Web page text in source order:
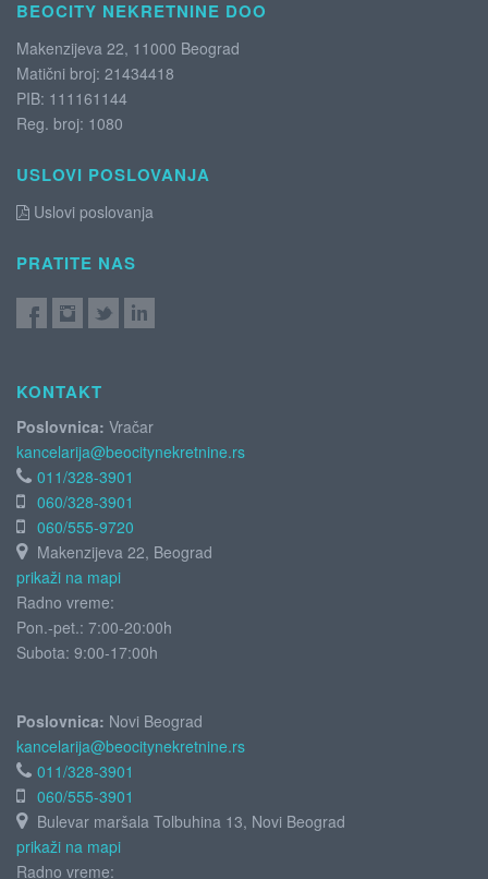
BEOCITY NEKRETNINE DOO
Makenzijeva 22, 11000 Beograd
Matični broj: 21434418
PIB: 111161144
Reg. broj: 1080
USLOVI POSLOVANJA
Uslovi poslovanja
PRATITE NAS
KONTAKT
Poslovnica: Vračar
kancelarija@beocitynekretnine.rs
011/328-3901
060/328-3901
060/555-9720
Makenzijeva 22, Beograd
prikaži na mapi
Radno vreme:
Pon.-pet.: 7:00-20:00h
Subota: 9:00-17:00h
Poslovnica: Novi Beograd
kancelarija@beocitynekretnine.rs
011/328-3901
060/555-3901
Bulevar maršala Tolbuhina 13, Novi Beograd
prikaži na mapi
Radno vreme: